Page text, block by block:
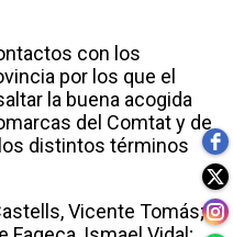
con los
por los que el
la buena acogida
del Comtat y de
distintos términos
Vicente Tomás;